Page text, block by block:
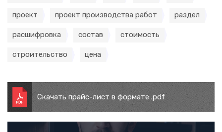
проект проект производства работ раздел
расшифровка состав стоимость
строительство цена
Скачать прайс-лист в формате .pdf